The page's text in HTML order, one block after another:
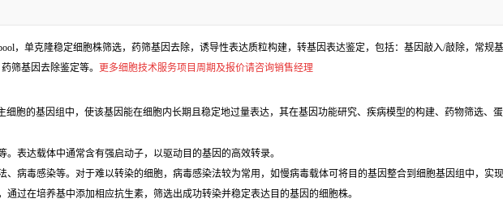
，单克隆稳定细胞株筛选，药筛基因去除，诱导性表达质粒构建，转基因表达鉴定，包括：基因敲入/敲除，常规
筛基因去除鉴定等。 更多细胞技术服务项目周期及报价请咨询销售经理
胞的基因组中，使该基因能在细胞内长期且稳定地过量表达，其在基因功能研究、疾病模型的构建、药物筛选、
表达载体中通常含有强启动子，以驱动目的基因的高效转录。
病毒感染等。对于难以转染的细胞，病毒感染法较为常用，如慢病毒载体可将目的基因整合到细胞基因组中，实现
过在培养基中添加相应抗生素，筛选出成功转染并稳定表达目的基因的细胞株。